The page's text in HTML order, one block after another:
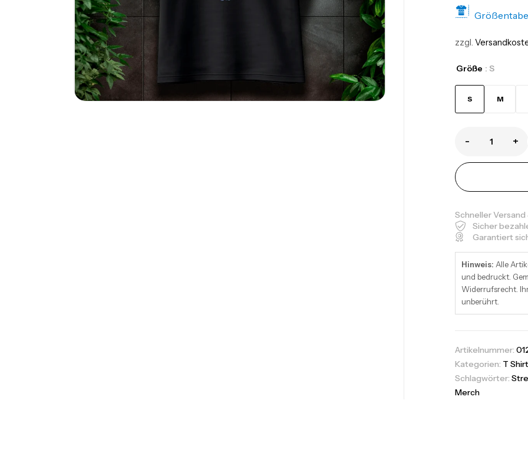
zzgl.
Größe : S
S M
- +
Schneller
Sicher
Garantiert
Hinweis: Alle
und bedruckt.
Widerrufsrecht.
unberührt.
Artikelnummer:
Kategorien: T Shirt
Schlagwörter:
Merch